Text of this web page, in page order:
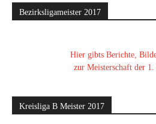
Bezirksligameister 2017
Hier gibts Berichte,
zur Meisterschaft der 1.
Kreisliga B Meister 2017